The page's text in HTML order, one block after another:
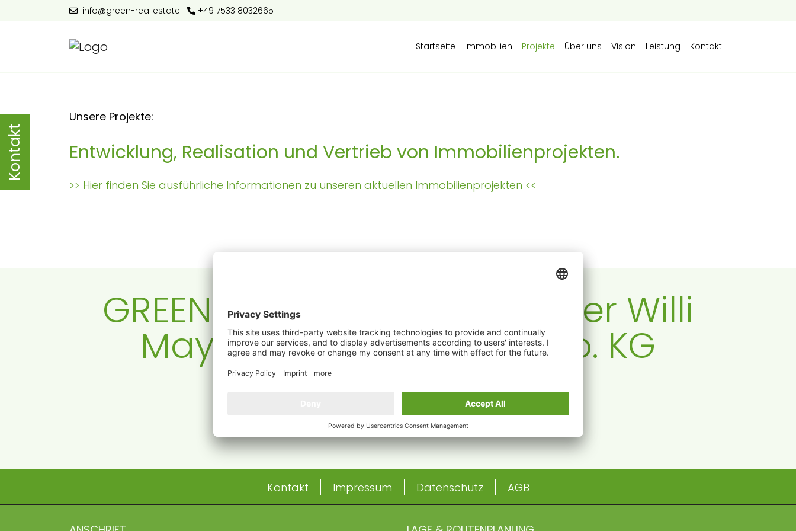
info@green-real.estate +49 7533 8032665
Startseite Immobilien Projekte Über uns Vision Leistung Kontakt
Unsere Projekte:
Entwicklung, Realisation und Vertrieb von Immobilienprojekten.
>> Hier finden Sie ausführliche Informationen zu unseren aktuellen Immobilienprojekten <<
GREEN-ESTATE eine Marke der Willi
Mayer Projekt GmbH & Co. KG
+49 7533 8032665
Kontakt Impressum Datenschutz AGB
Kontakt